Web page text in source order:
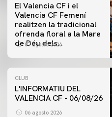
El Valencia CF i el
Valencia CF Femení
realitzen la tradicional
ofrenda floral a la Mare
de Déu dels
07 agosto 2026
CLUB
L'INFORMATIU DEL
VALENCIA CF - 06/08/26
06 agosto 2026